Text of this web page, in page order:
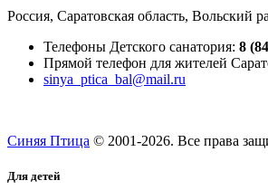
Россия, Саратовская область, Вольский
Телефоны Детского санатория: 8
Прямой телефон для жителей
sinya_ptica_bal@mail.ru
Синяя Птица © 2001-2026. Все права
Для детей